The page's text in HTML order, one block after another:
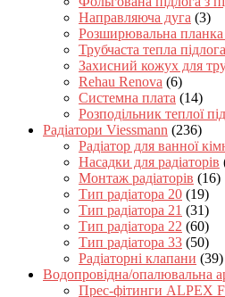
Направляюча дуга (3)
Розширювальна
Трубчаста тепла підлога
Захисний кожух для
Rehau Renova (6)
Системна плата (14)
Розподільник теплої
Радіатори Viessmann (236)
Радіатор для ванної
Насадки для радіаторів
Монтаж радіаторів (16)
Тип радіатора 20 (19)
Тип радіатора 21 (31)
Тип радіатора 22 (60)
Тип радіатора 33 (50)
Радіаторні клапани (39)
Водопровідна/опалювальна
Прес-фітинги ALPEX